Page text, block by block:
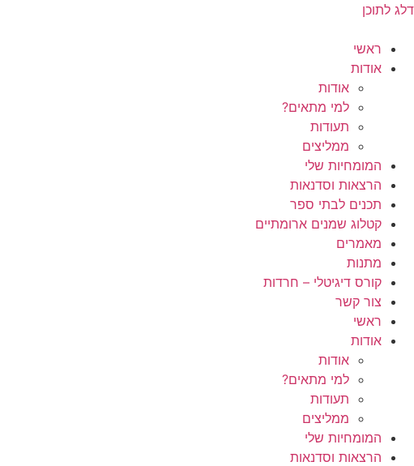
דלג לתוכן
ראשי
אודות
אודות
למי מתאים?
תעודות
ממליצים
המומחיות שלי
הרצאות וסדנאות
תכנים לבתי ספר
קטלוג שמנים ארומתיים
מאמרים
מתנות
קורס דיגיטלי – חרדות
צור קשר
ראשי
אודות
אודות
למי מתאים?
תעודות
ממליצים
המומחיות שלי
הרצאות וסדנאות